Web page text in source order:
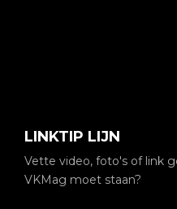
LINKTIP LIJN
Vette video, foto's of link
VKMag moet staan?